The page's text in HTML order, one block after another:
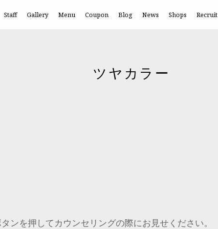
Staff Gallery Menu Coupon Blog News Shops Recruit
ツヤカラー
ンを押してカウンセリングの際にお見せください。